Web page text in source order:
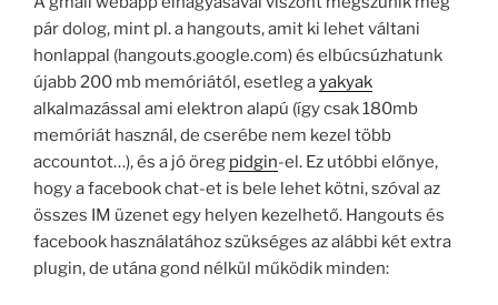
pár dolog, mint pl. a hangouts, amit ki lehet váltani
honlappal (hangouts.google.com) és elbúcsúzhatunk
újabb 200 mb memóriától, esetleg ayakyak
alkalmazással ami elektron alapú (így csak 180mb
memóriát használ, de cserébe nem kezel több
accountot…), és a jó öreg pidgin-el. Ez utóbbi előnye,
hogy a facebook chat-et is bele lehet kötni, szóval az
összes IM üzenet egy helyen kezelhető. Hangouts és
facebook használatához szükséges az alábbi két extra
plugin, de utána gond nélkül működik minden: